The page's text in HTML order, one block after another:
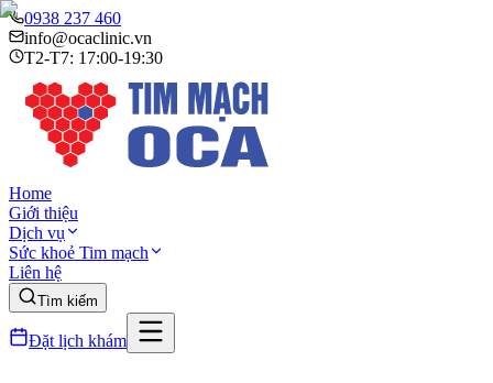
0938 237 460
info@ocaclinic.vn
T2-T7: 17:00-19:30
Home
Giới thiệu
Dịch vụ
Sức khoẻ Tim mạch
Liên hệ
Tìm kiếm
Đặt lịch khám